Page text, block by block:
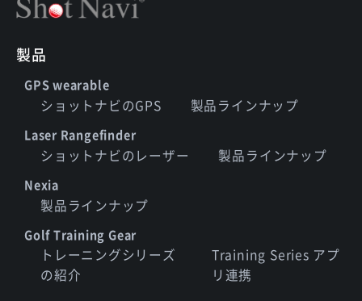
製品
GPS wearable
ショットナビのGPS 製品ラインナップ
Laser Rangefinder
ショットナビのレーザー 製品ラインナップ
Nexia
製品ラインナップ
Golf Training Gear
トレーニングシリーズ
の紹介
Training Series アプ
リ連携